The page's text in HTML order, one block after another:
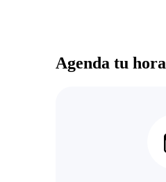
Agenda tu hora